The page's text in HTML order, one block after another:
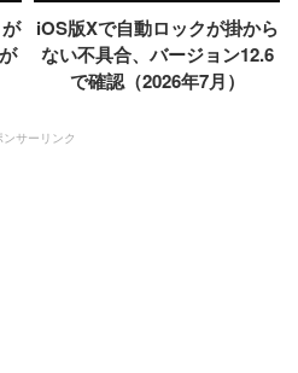
iOS版Xで自動ロックが掛から
ない不具合、バージョン12.6
で確認（2026年7月）
ンサーリンク